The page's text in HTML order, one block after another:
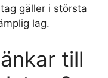
gäller i största
lag.
till